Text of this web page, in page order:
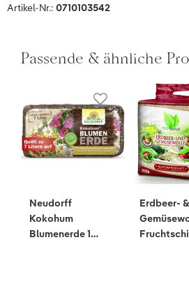
Artikel-Nr.: 0710103542
Passende & ähnliche
Neudorff
Kokohum
Blumenerde 1
Erdbeer- &